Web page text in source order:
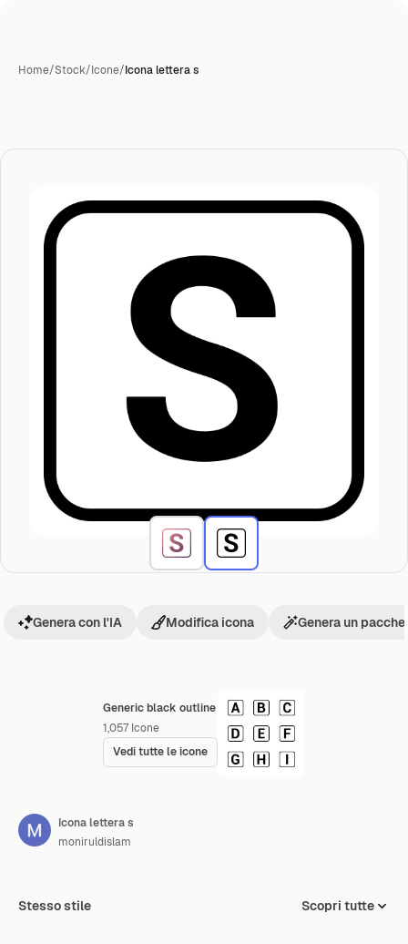
Home/Stock/Icone/Icona lettera s
Generic black outline
1,057 Icone
Vedi tutte le icone
Genera con l'IA Modifica icona Genera un
Icona lettera s
moniruldislam
Stesso stile Scopri tutte